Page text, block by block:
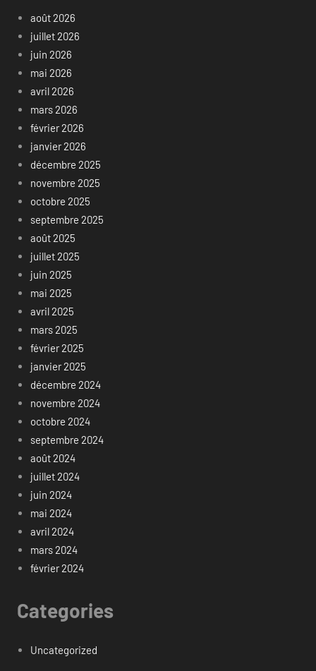
août 2026
juillet 2026
juin 2026
mai 2026
avril 2026
mars 2026
février 2026
janvier 2026
décembre 2025
novembre 2025
octobre 2025
septembre 2025
août 2025
juillet 2025
juin 2025
mai 2025
avril 2025
mars 2025
février 2025
janvier 2025
décembre 2024
novembre 2024
octobre 2024
septembre 2024
août 2024
juillet 2024
juin 2024
mai 2024
avril 2024
mars 2024
février 2024
Categories
Uncategorized